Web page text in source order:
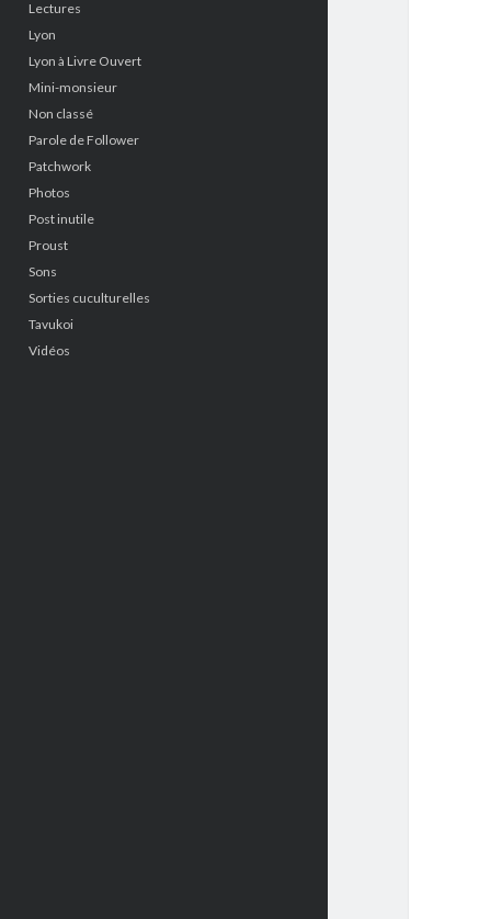
Lectures
Lyon
Lyon à Livre Ouvert
Mini-monsieur
Non classé
Parole de Follower
Patchwork
Photos
Post inutile
Proust
Sons
Sorties cuculturelles
Tavukoi
Vidéos